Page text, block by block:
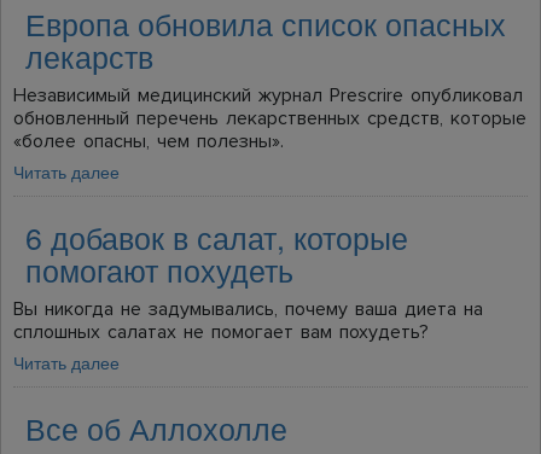
Европа обновила список опасных
лекарств
Независимый медицинский журнал Prescrire опубликовал
обновленный перечень лекарственных средств, которые
«более опасны, чем полезны».
Читать далее
6 добавок в салат, которые
помогают похудеть
Вы никогда не задумывались, почему ваша диета на
сплошных салатах не помогает вам похудеть?
Читать далее
Все об Аллохолле